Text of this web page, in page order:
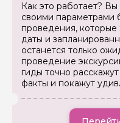
Как это работает?
своими параметрами
проведения, которые
даты и
останется только
проведение
гиды точно
факты и покажут